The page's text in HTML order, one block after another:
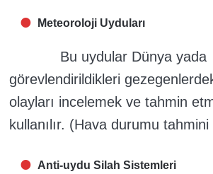
Meteoroloji Uyduları
Bu uydular Dünya yada
görevlendirildikleri
olayları incelemek ve tahmin
kullanılır. (Hava durumu tahmini
Anti-uydu Silah Sistemleri